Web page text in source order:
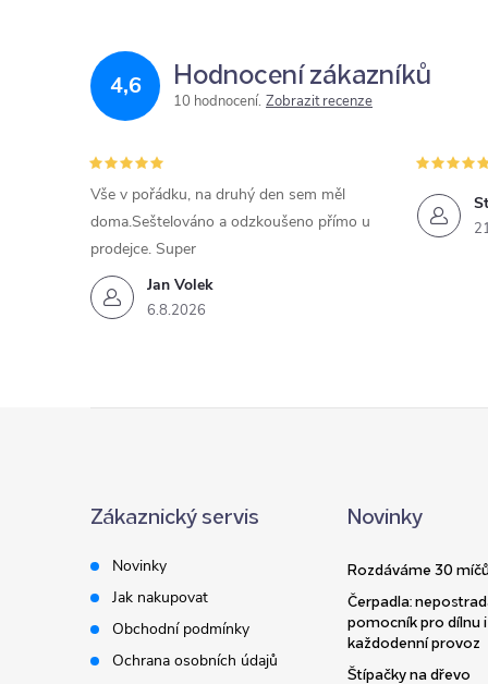
4,6 Hodnocení zákazníků
10 hodnocení Zobrazit recenze
Jan Volek
6.8.2026
Vše v pořádku, na druhý den sem měl
doma.Seštelováno a odzkoušeno přímo u
prodejce. Super
Zákaznický servis
Novinky
Jak nakupovat
Obchodní podmínky
Ochrana osobních údajů
Novinky
Rozdáváme 30
Čerpadla:
pomocník pro dílnu i
každodenní provoz
Štípačky na dřevo